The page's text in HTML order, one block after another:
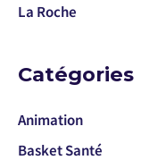
La Roche
Catégories
Animation
Basket Santé